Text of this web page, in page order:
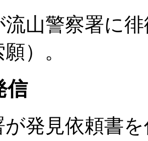
流山警察署に
願）。
信
が発見依頼書